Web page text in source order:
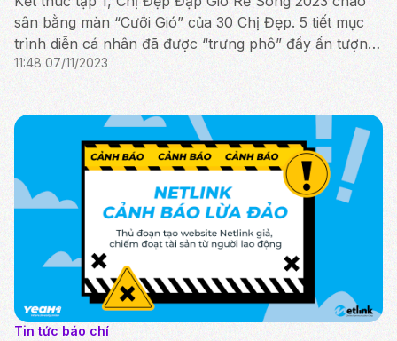
sân bằng màn “Cưỡi Gió” của 30 Chị Đẹp. 5 tiết mục
trình diễn cá nhân đã được “trưng phô” đầy ấn tượng.
Trong tập 2 này, 14 tiết mục với 14 màu sắc của 1...
11:48 07/11/2023
Tin tức báo chí